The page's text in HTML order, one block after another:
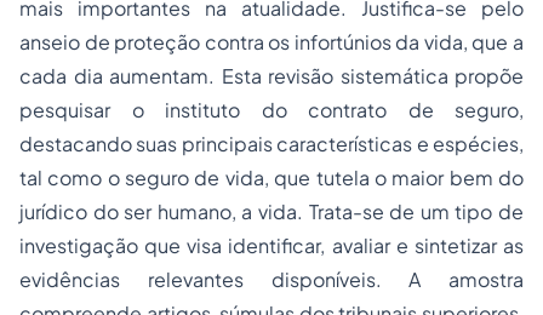
mais importantes na atualidade. Justifica-se pelo
anseio de proteção contra os infortúnios da vida, que a
cada dia aumentam. Esta revisão sistemática propõe
pesquisar o instituto do contrato de seguro,
destacando suas principais características e espécies,
tal como o seguro de vida, que tutela o maior bem do
jurídico do ser humano, a vida. Trata-se de um tipo de
investigação que visa identificar, avaliar e sintetizar as
evidências relevantes disponíveis. A amostra